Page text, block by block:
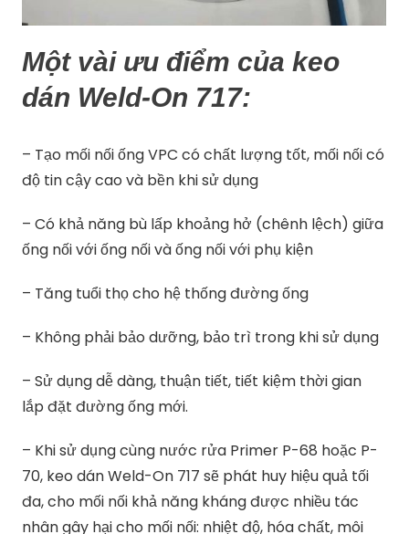
Một vài ưu điểm của keo
dán Weld-On 717:
– Tạo mối nối ống VPC có chất lượng tốt, mối nối có
độ tin cậy cao và bền khi sử dụng
– Có khả năng bù lấp khoảng hở (chênh lệch) giữa
ống nối với ống nối và ống nối với phụ kiện
– Tăng tuổi thọ cho hệ thống đường ống
– Không phải bảo dưỡng, bảo trì trong khi sử dụng
– Sử dụng dễ dàng, thuận tiết, tiết kiệm thời gian
lắp đặt đường ống mới.
– Khi sử dụng cùng nước rửa Primer P-68 hoặc P-
70, keo dán Weld-On 717 sẽ phát huy hiệu quả tối
đa, cho mối nối khả năng kháng được nhiều tác
nhân gây hại cho mối nối: nhiệt độ, hóa chất, môi